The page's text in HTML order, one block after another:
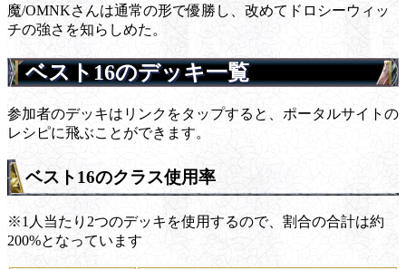
魔/OMNKさんは通常の形で優勝し、改めてドロシーウィッ
チの強さを知らしめた。
ベスト16のデッキ一覧
参加者のデッキはリンクをタップすると、ポータルサイトの
レシピに飛ぶことができます。
ベスト16のクラス使用率
※1人当たり2つのデッキを使用するので、割合の合計は約
200%となっています